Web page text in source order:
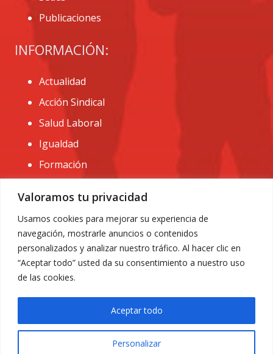
Valoramos tu privacidad
Usamos cookies para mejorar su experiencia de
navegación, mostrarle anuncios o contenidos
personalizados y analizar nuestro tráfico. Al hacer clic en
“Aceptar todo” usted da su consentimiento a nuestro uso
de las cookies.
Personalizar
Aceptar todo
Publicaciones
INFORMACIÓN:
Actualidad
Acción Sindical
Salud Laboral
Igualdad
Formación
CONTACTO:
administracion@usomurcia.org
968 25 01 20
C/ Huerto de las bombas nº6. 30009 Murcia
Privacidad|